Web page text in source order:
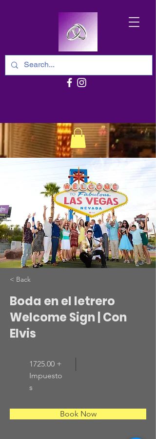
< Back
Boda en el letrero
Welcome Sign | Con
Elvis
1725.00 +
Impuesto
s
Book Now